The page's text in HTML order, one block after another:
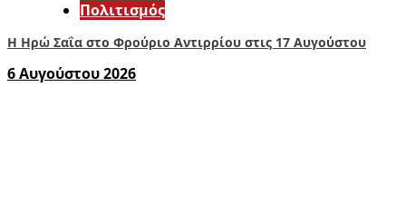
Πολιτισμός
Η Ηρώ Σαΐα στο Φρούριο Αντιρρίου στις 17 Αυγούστου
6 Αυγούστου 2026